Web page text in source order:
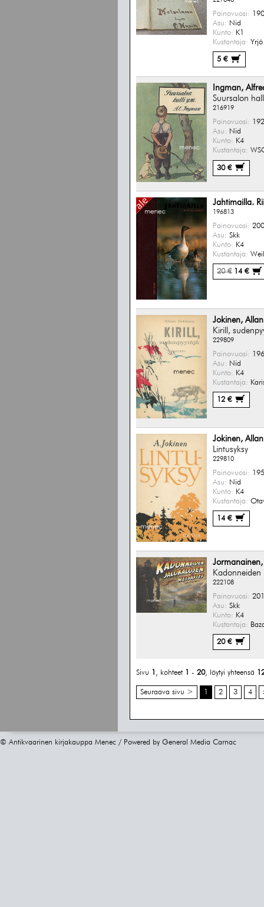
Painovuosi:
Asu: Nid
Kunto: K1
Kustantaja:
5 €
Ingman,
Suursalon
216919
Painovuosi:
Asu: Nid
Kunto: K4
Kustantaja:
30 €
Jahtimailla.
196813
Painovuosi:
Asu: Skk
Kunto: K4
Kustantaja:
20 €14 €
Jokinen, Allan
Kirill,
229809
Painovuosi:
Asu: Nid
Kunto: K4
Kustantaja:
12 €
Jokinen, Allan
Lintusyksy
229810
Painovuosi:
Asu: Nid
Kunto: K4
Kustantaja:
14 €
Kadonneiden
222108
Painovuosi:
Asu: Skk
Kunto: K4
Kustantaja:
20 €
Sivu 1 , kohteet 1 - 20, löytyi yhteensä
Seuraava sivu > 1 2 3 4
© Antikvaarinen kirjakauppa Menec / Powered by General Media Carnac